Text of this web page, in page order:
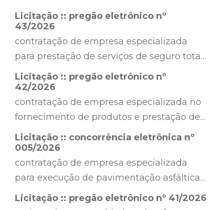
Licitação :: pregão eletrônico nº
43/2026
contratação de empresa especializada
para prestação de serviços de seguro total
(cobertura compreensiva), com assistência
24 horas, para os veículos pertencentes à
frota da secretaria municipal de saúde do
município de são jorge d’oeste – pr, sendo
01 (um) ônibus (volkswagen/neobus 9.180,
ano/modelo 2026/2027) e 01 (um)
automóvel (renault kwid zen 1.0 flex,
ano/modelo 2026/2026), […]
Licitação :: pregão eletrônico nº
42/2026
contratação de empresa especializada no
fornecimento de produtos e prestação de
serviços de borracharia, visando à
manutenção preventiva e corretiva de
pneus (incluindo o fornecimento de
câmaras de ar, protetores, bicos, válvulas,
manchões e a execução de serviços de
conserto, desmontagem, montagem e
Licitação :: concorrência eletrônica nº
005/2026
contratação de empresa especializada
para execução de pavimentação asfáltica
em cbuq, 11.635,00 m², incluindo os
serviços preliminares, base e sub-base,
Licitação :: pregão eletrônico nº 41/2026